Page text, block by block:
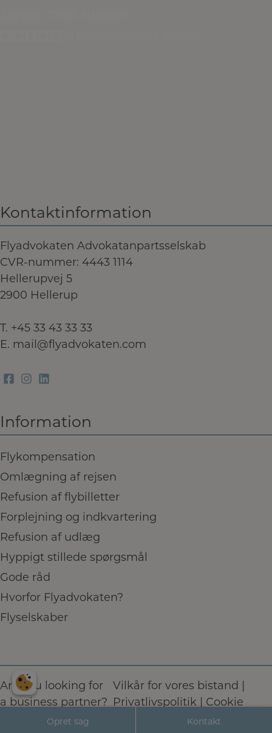
Kontaktinformation
Flyadvokaten Advokatanpartsselskab
CVR-nummer: 4443 1114
Hellerupvej 5
2900 Hellerup
T. +45 33 43 33 33
E. mail@flyadvokaten.com
Information
Flykompensation
Omlægning af rejsen
Refusion af flybilletter
Forplejning og indkvartering
Refusion af udlæg
Hyppigt stillede spørgsmål
Gode råd
Hvorfor Flyadvokaten?
Flyselskaber
Are you looking for
a business partner?
Vilkår for vores bistand
Privatlivspolitik| Cookie
Opret sag Kontakt